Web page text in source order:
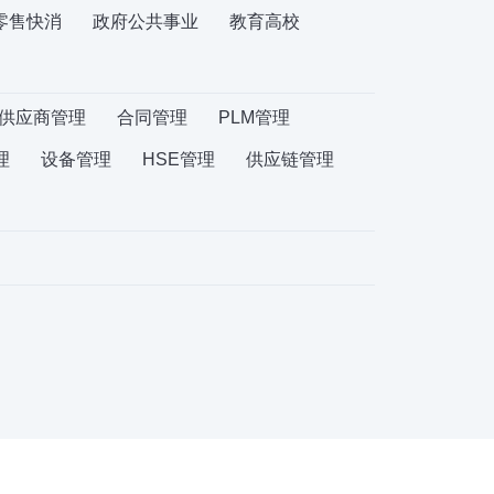
售快消 政府公共事业 教育高校
应商管理 合同管理 PLM管理
设备管理 HSE管理 供应链管理